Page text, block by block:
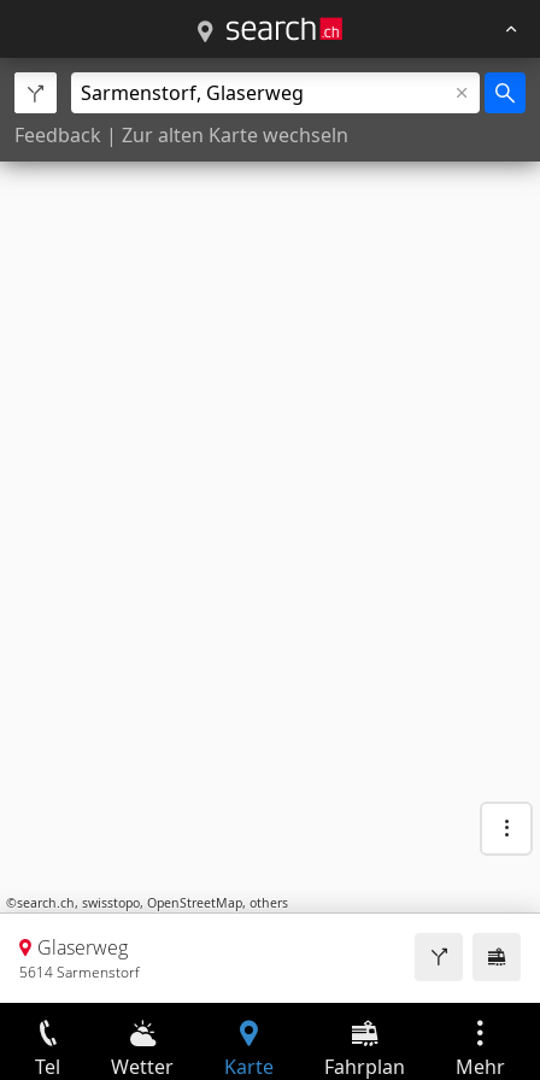
Feedback | Zur alten Karte wechseln
©search.ch, swisstopo, OpenStreetMap, others
Glaserweg
5614 Sarmenstorf
Tel Wetter Karte Fahrplan Mehr